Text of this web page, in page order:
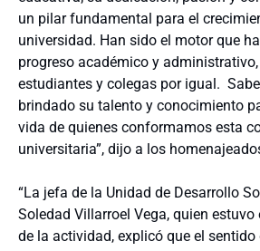
un pilar fundamental para el
universidad. Han sido el motor que
progreso académico y
estudiantes y colegas por igual.
brindado su talento y conocimiento
vida de quienes conformamos esta
universitaria”, dijo a los
“La jefa de la Unidad de Desarrollo
Soledad Villarroel Vega, quien
de la actividad, explicó que el sentido